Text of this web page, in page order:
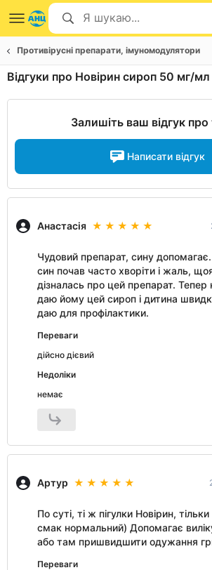
Противірусні препарати, імуномодулятори
Відгуки про Новірин сироп 50 мг/
Залишіть ваш відгук про
Написати відгук
Анастасія
Чудовий препарат, сину
син почав часто хворіти і жаль,
дізналась про цей препарат. Тепер
даю йому цей сироп і дитина
даю для профілактики.
Переваги
дійсно дієвий
Недоліки
немає
Артур
По суті, ті ж пігулки Новірин,
смак нормальний) Допомагає
або там пришвидшити одужання
Переваги